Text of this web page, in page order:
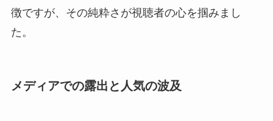
徴ですが、その純粋さが視聴者の心を掴みまし
た。
メディアでの露出と人気の波及